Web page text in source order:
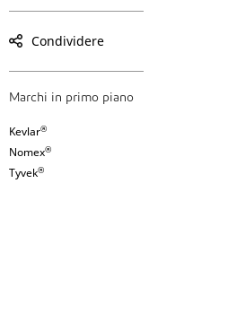
Condividere
Marchi in primo piano
Kevlar®
Nomex®
Tyvek®